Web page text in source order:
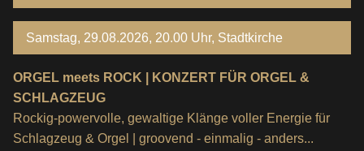
Samstag, 29.08.2026, 20.00 Uhr, Stadtkirche
ORGEL meets ROCK | KONZERT FÜR ORGEL &
SCHLAGZEUG
Rockig-powervolle, gewaltige Klänge voller Energie für
Schlagzeug & Orgel | groovend - einmalig - anders...